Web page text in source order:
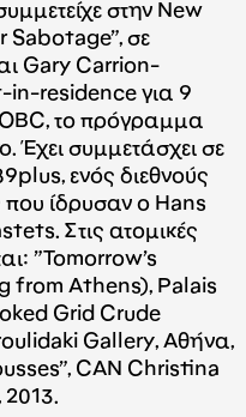
στην New
Sabotage”, σε
Gary Carrion-
in-residence για 9
το πρόγραμμα
Έχει συμμετάσχει σε
ενός διεθνούς
ίδρυσαν ο Hans
Στις ατομικές
”Tomorrow’s
from Athens), Palais
Grid Crude
Gallery, Αθήνα,
CAN Christina